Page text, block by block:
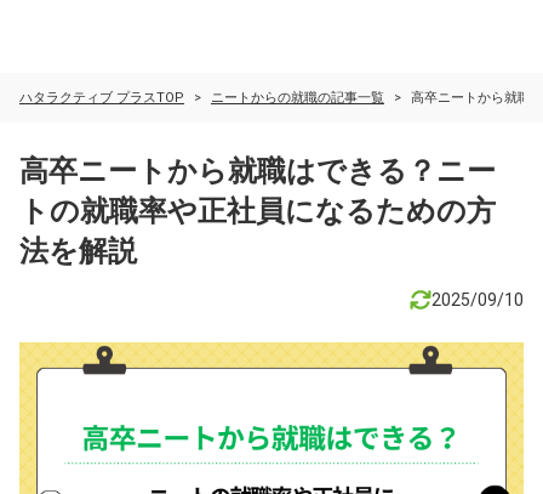
ハタラクティブ プラスTOP ニートからの就職の記事一覧 高卒ニートから就職
高卒ニートから就職はできる？ニー
トの就職率や正社員になるための方
法を解説
2025/09/10